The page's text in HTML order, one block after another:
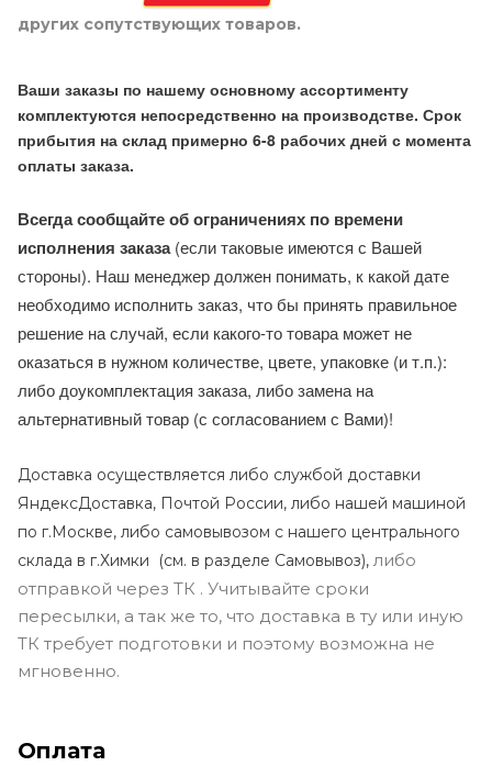
других сопутствующих товаров.
Ваши заказы по нашему основному ассортименту
комплектуются непосредственно на производстве. Срок
прибытия на склад примерно 6-8 рабочих дней с момента
оплаты заказа.
Всегда сообщайте об ограничениях по времени
исполнения заказа(если таковые имеются с Вашей
стороны). Наш менеджер должен понимать, к какой дате
необходимо исполнить заказ, что бы принять правильное
решение на случай, если какого-то товара может не
оказаться в нужном количестве, цвете, упаковке (и т.п.):
либо доукомплектация заказа, либо замена на
альтернативный товар (с согласованием с Вами)!
Доставка осуществляется либо службой доставки
ЯндексДоставка, Почтой России, либо нашей машиной
по г.Москве, либо самовывозом с нашего центрального
склада в г.Химки (см. в разделе Самовывоз), либо
отправкой через ТК . Учитывайте сроки
пересылки, а так же то, что доставка в ту или иную
ТК требует подготовки и поэтому возможна не
мгновенно.
Оплата